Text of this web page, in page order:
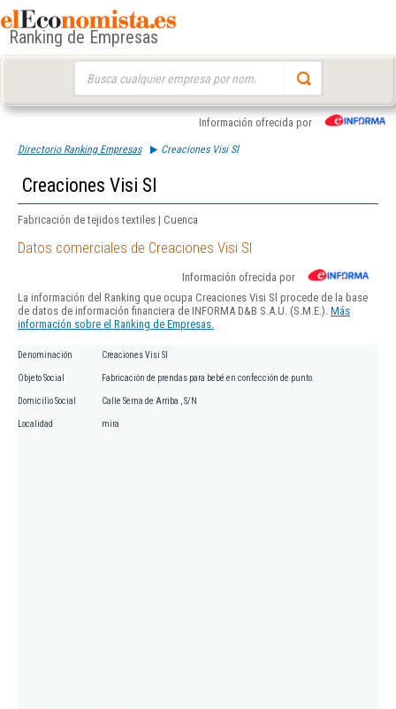
Ranking de Empresas
Información ofrecida por
Directorio Ranking Empresas Creaciones Visi Sl
Creaciones Visi Sl
Fabricación de tejidos textiles | Cuenca
Datos comerciales de Creaciones Visi Sl
Información ofrecida por
La información del Ranking que ocupa Creaciones Visi Sl procede de la base
de datos de información financiera de INFORMA D&B S.A.U. (S.M.E.). Más
información sobre el Ranking de Empresas.
Denominación Creaciones Visi Sl
Objeto Social Fabricación de prendas para bebé en confección de punto.
Domicilio Social Calle Serna de Arriba , S/N
Localidad mira